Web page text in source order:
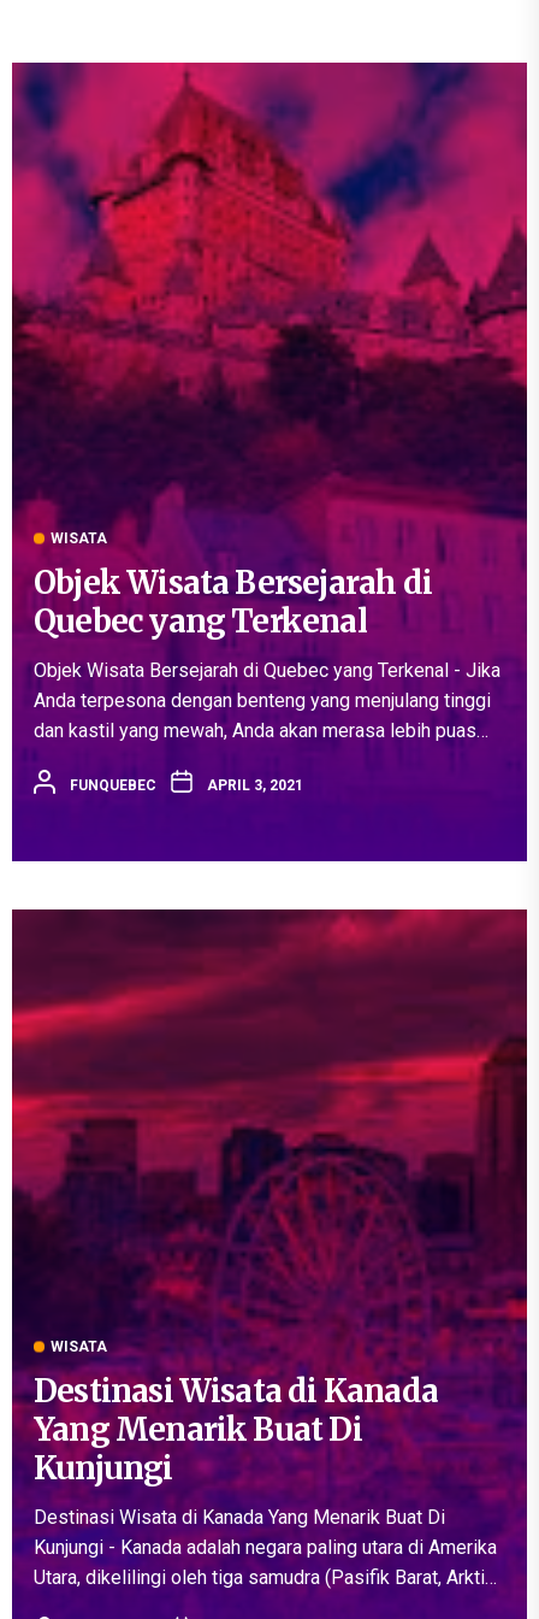
WISATA
Objek Wisata Bersejarah di
Quebec yang Terkenal
Objek Wisata Bersejarah di Quebec yang Terkenal - Jika
Anda terpesona dengan benteng yang menjulang tinggi
dan kastil yang mewah, Anda akan merasa lebih puas
hanya dengan berjalan-jalan di antara bebatuan kuno kota
kuno Quebec....
FUNQUEBEC APRIL 3, 2021
WISATA
Destinasi Wisata di Kanada
Yang Menarik Buat Di
Kunjungi
Destinasi Wisata di Kanada Yang Menarik Buat Di
Kunjungi - Kanada adalah negara paling utara di Amerika
Utara, dikelilingi oleh tiga samudra (Pasifik Barat, Arktik